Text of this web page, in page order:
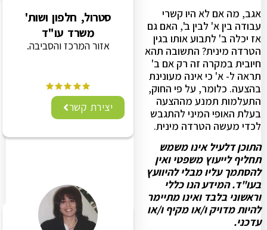
אגב, מה אם לא היו קשרי
עבודה בין א' לבין ב', האם גם
אז יכלה ב' לתבוע אותו בגין
הטרדה מינית? התשובה תהא
חיובית במקרה זה רק אם ב'
תראה ל- א' כי אינה מעונינת
בהצעה. כלומר, על פי החוק,
התעלמות תמנע מההצעה
בעלת האופי המיני להתגבש
לכדי מעשה הטרדה מינית.
התוכן דלעיל אינו משמש
תחליף לייעוץ משפטי ואין
להסתמך עליו מבלי להיוועץ
בעו"ד. המידע הנו כללי
וראשוני בלבד ואינו מתיימר
להיות מדויק ו/או מקיף ו/או
עדכני.
סטרול, חלפון ושות'
משרד עו"ד
אזור המרכז והסביבה.
יצירת קשר